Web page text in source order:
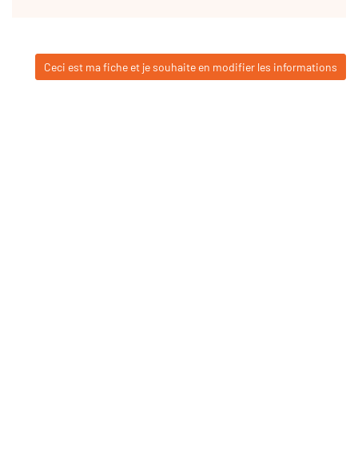
Ceci est ma fiche et je souhaite en modifier les informations